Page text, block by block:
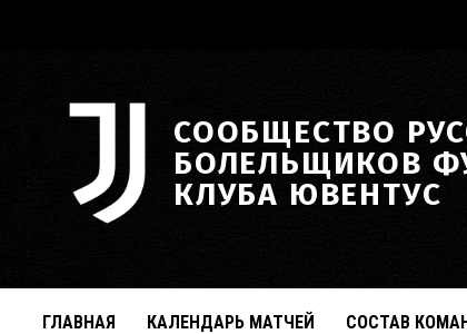
СООБЩЕСТВО
БОЛЕЛЬЩИКОВ
КЛУБА ЮВЕНТУС
ГЛАВНАЯ КАЛЕНДАРЬ МАТЧЕЙ СОСТАВ